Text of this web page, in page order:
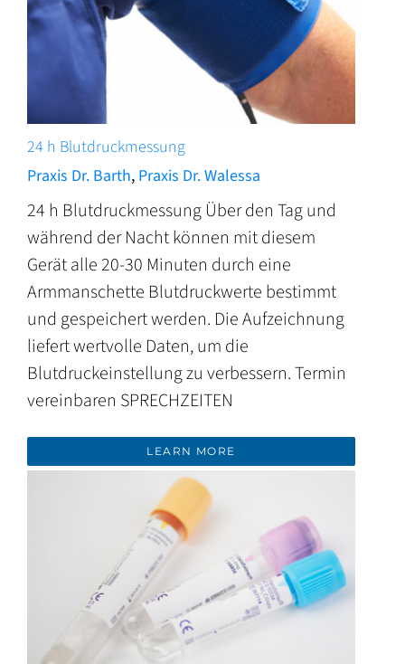
24 h Blutdruckmessung
Praxis Dr. Barth, Praxis Dr. Walessa
24 h Blutdruckmessung Über den Tag und
während der Nacht können mit diesem
Gerät alle 20-30 Minuten durch eine
Armmanschette Blutdruckwerte bestimmt
und gespeichert werden. Die Aufzeichnung
liefert wertvolle Daten, um die
Blutdruckeinstellung zu verbessern. Termin
vereinbaren SPRECHZEITEN
LEARN MORE